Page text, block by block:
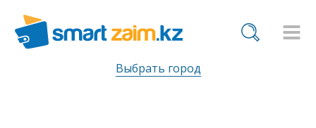
Выбрать город